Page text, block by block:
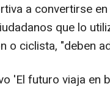
a convertirse
que lo
o ciclista, "deben
'El futuro viaja en